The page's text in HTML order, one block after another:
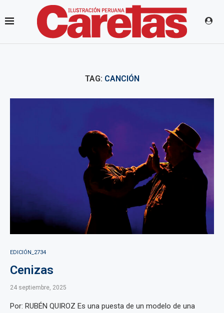
TAG: CANCIÓN
EDICIÓN_2734
Cenizas
24 septiembre, 2025
Por: RUBÉN QUIROZ Es una puesta de un modelo de una